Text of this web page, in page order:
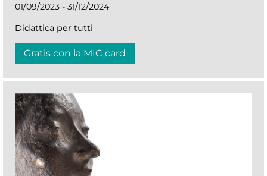
01/09/2023 - 31/12/2024
Didattica per tutti
Gratis con la MIC card